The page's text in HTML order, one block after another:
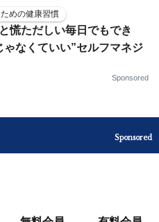
めの健康習慣
慌ただしい毎日でもでき
ゃなくていい”セルフマネジ
Sponsored
Sponsored